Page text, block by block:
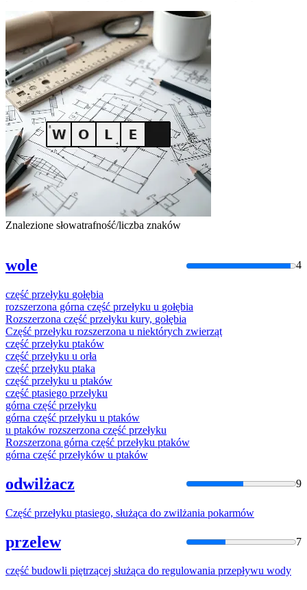
Znalezione słowatrafność/liczba znaków
wole 4
część przełyku gołębia
rozszerzona górna część przełyku u gołębia
Rozszerzona część przełyku kury, gołębia
Część przełyku rozszerzona u niektórych zwierząt
część przełyku ptaków
część przełyku u orła
część przełyku ptaka
część przełyku u ptaków
część ptasiego przełyku
górna część przełyku
górna część przełyku u ptaków
u ptaków rozszerzona część przełyku
Rozszerzona górna część przełyku ptaków
górna część przełyków u ptaków
odwilżacz 9
Część przełyku ptasiego, służąca do zwilżania pokarmów
przelew 7
część budowli piętrzącej służąca do regulowania przepływu wody